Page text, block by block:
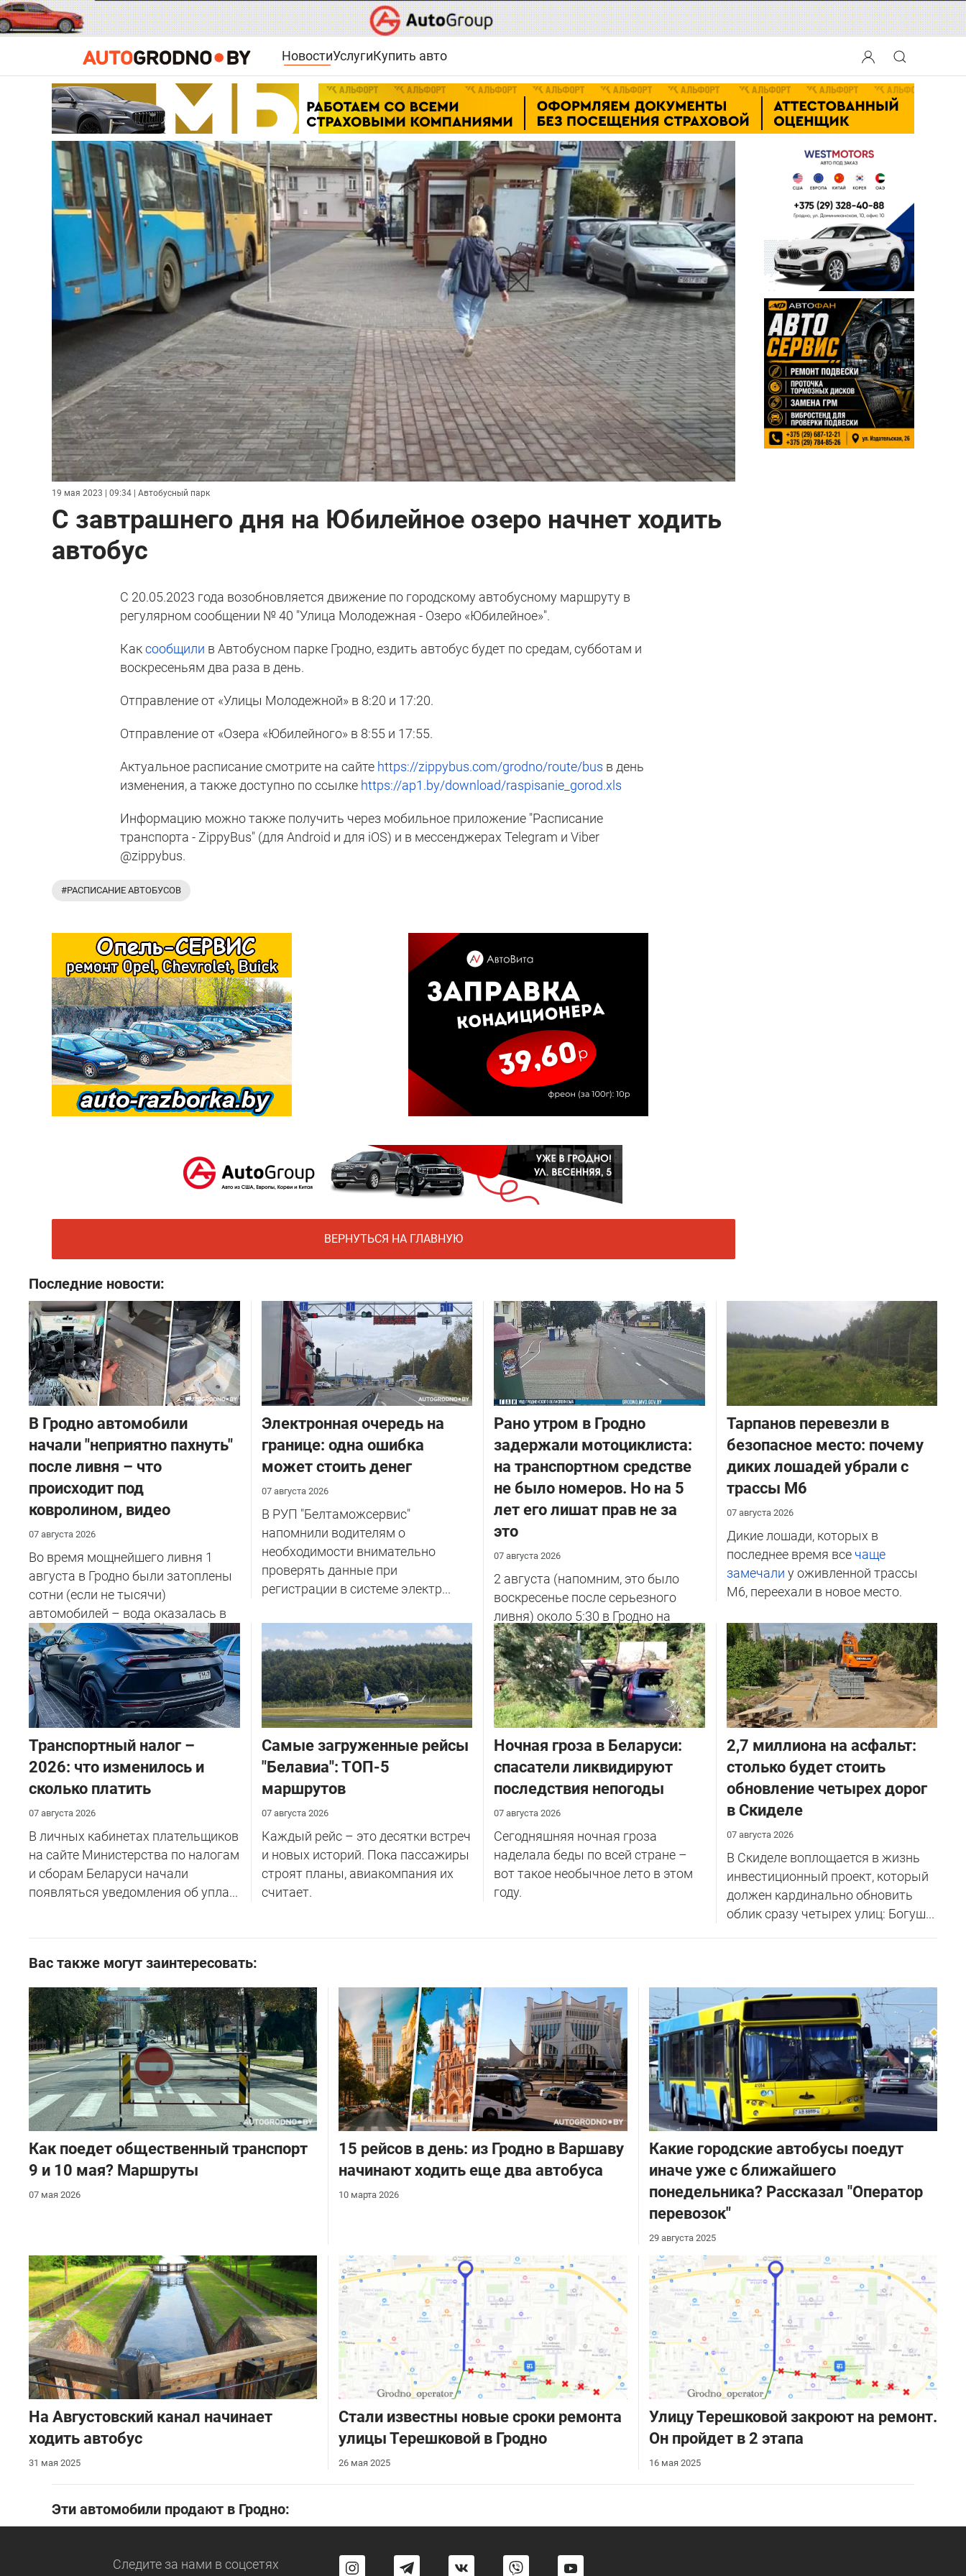
НовостиУслугиКупить авто
19 мая 2023 | 09:34 | Автобусный парк
С завтрашнего дня на Юбилейное озеро начнет ходить
автобус
С 20.05.2023 года возобновляется движение по городскому автобусному маршруту в
регулярном сообщении № 40 "Улица Молодежная - Озеро «Юбилейное»".
Каксообщили в Автобусном парке Гродно, ездить автобус будет по средам, субботам и
воскресеньям два раза в день.
Отправление от «Улицы Молодежной» в 8:20 и 17:20.
Отправление от «Озера «Юбилейного» в 8:55 и 17:55.
Актуальное расписание смотрите на сайте https://zippybus.com/grodno/route/bus в день
изменения, а также доступно по ссылке https://ap1.by/download/raspisanie_gorod.xls
Информацию можно также получить через мобильное приложение "Расписание
транспорта - ZippyBus" (для Android и для iOS) и в мессенджерах Telegram и Viber
@zippybus.
#РАСПИСАНИЕ АВТОБУСОВ
ВЕРНУТЬСЯ НА ГЛАВНУЮ
Последние новости:
В Гродно автомобили
начали "неприятно пахнуть"
после ливня – что
происходит под
ковролином, видео
07 августа 2026
Во время мощнейшего ливня 1
августа в Гродно были затоплены
сотни (если не тысячи)
автомобилей – вода оказалась в
салоне...
Электронная очередь на
границе: одна ошибка
может стоить денег
07 августа 2026
В РУП "Белтаможсервис"
напомнили водителям о
необходимости внимательно
проверять данные при
регистрации в системе электр...
Рано утром в Гродно
задержали мотоциклиста:
на транспортном средстве
не было номеров. Но на 5
лет его лишат прав не за
это
07 августа 2026
2 августа (напомним, это было
воскресенье после серьезного
ливня) около 5:30 в Гродно на
улице Советских Пограничников
у...
Тарпанов перевезли в
безопасное место: почему
диких лошадей убрали с
трассы М6
07 августа 2026
Дикие лошади, которых в
последнее время все чаще
замечали у оживленной трассы
М6, переехали в новое место.
Транспортный налог –
2026: что изменилось и
сколько платить
07 августа 2026
В личных кабинетах плательщиков
на сайте Министерства по налогам
и сборам Беларуси начали
появляться уведомления об упла...
Самые загруженные рейсы
"Белавиа": ТОП-5
маршрутов
07 августа 2026
Каждый рейс – это десятки встреч
и новых историй. Пока пассажиры
строят планы, авиакомпания их
считает.
Ночная гроза в Беларуси:
спасатели ликвидируют
последствия непогоды
07 августа 2026
Сегодняшняя ночная гроза
наделала беды по всей стране –
вот такое необычное лето в этом
году.
2,7 миллиона на асфальт:
столько будет стоить
обновление четырех дорог
в Скиделе
07 августа 2026
В Скиделе воплощается в жизнь
инвестиционный проект, который
должен кардинально обновить
облик сразу четырех улиц: Богуш...
Вас также могут заинтересовать:
Как поедет общественный транспорт
9 и 10 мая? Маршруты
07 мая 2026
15 рейсов в день: из Гродно в Варшаву
начинают ходить еще два автобуса
10 марта 2026
Какие городские автобусы поедут
иначе уже с ближайшего
понедельника? Рассказал "Оператор
перевозок"
29 августа 2025
На Августовский канал начинает
ходить автобус
31 мая 2025
Стали известны новые сроки ремонта
улицы Терешковой в Гродно
26 мая 2025
Улицу Терешковой закроют на ремонт.
Он пройдет в 2 этапа
16 мая 2025
Эти автомобили продают в Гродно:
Следите за нами в соцсетях